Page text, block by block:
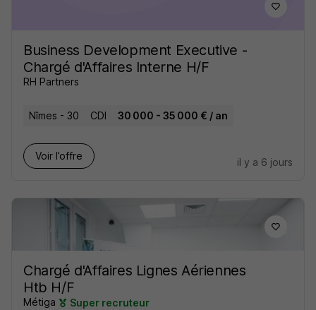
Business Development Executive -
Chargé d'Affaires Interne H/F
RH Partners
Nîmes - 30 CDI 30 000 - 35 000 € / an
Voir l’offre
il y a 6 jours
Chargé d'Affaires Lignes Aériennes
Htb H/F
Métiga Super recruteur